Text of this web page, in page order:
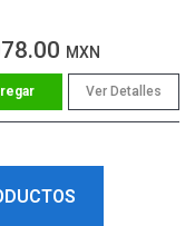
MXN
Ver Detalles